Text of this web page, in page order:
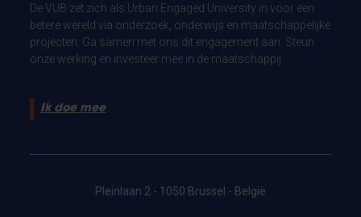
De VUB zet zich als Urban Engaged University in voor een
betere wereld via onderzoek, onderwijs en maatschappelijke
projecten. Ga samen met ons dit engagement aan. Steun
onze werking en investeer mee in de maatschappij.
Ik doe mee
Pleinlaan 2 - 1050 Brussel - België